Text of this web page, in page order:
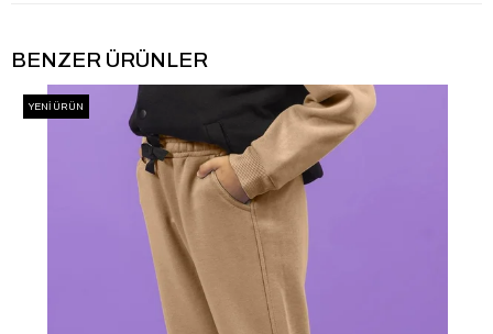
BENZER ÜRÜNLER
YENI ÜRÜN